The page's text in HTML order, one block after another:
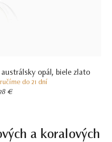
opál, biele zlato
do 21 dní
€
a koralových